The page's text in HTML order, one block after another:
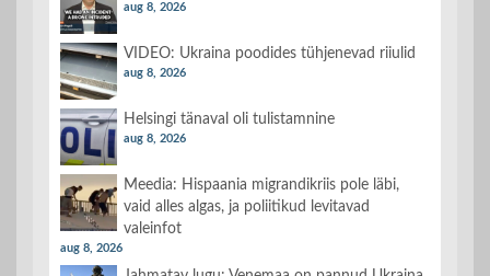
aug 8, 2026
VIDEO: Ukraina poodides tühjenevad riiulid
aug 8, 2026
Helsingi tänaval oli tulistamnine
aug 8, 2026
Meedia: Hispaania migrandikriis pole läbi,
vaid alles algas, ja poliitikud levitavad
valeinfot
aug 8, 2026